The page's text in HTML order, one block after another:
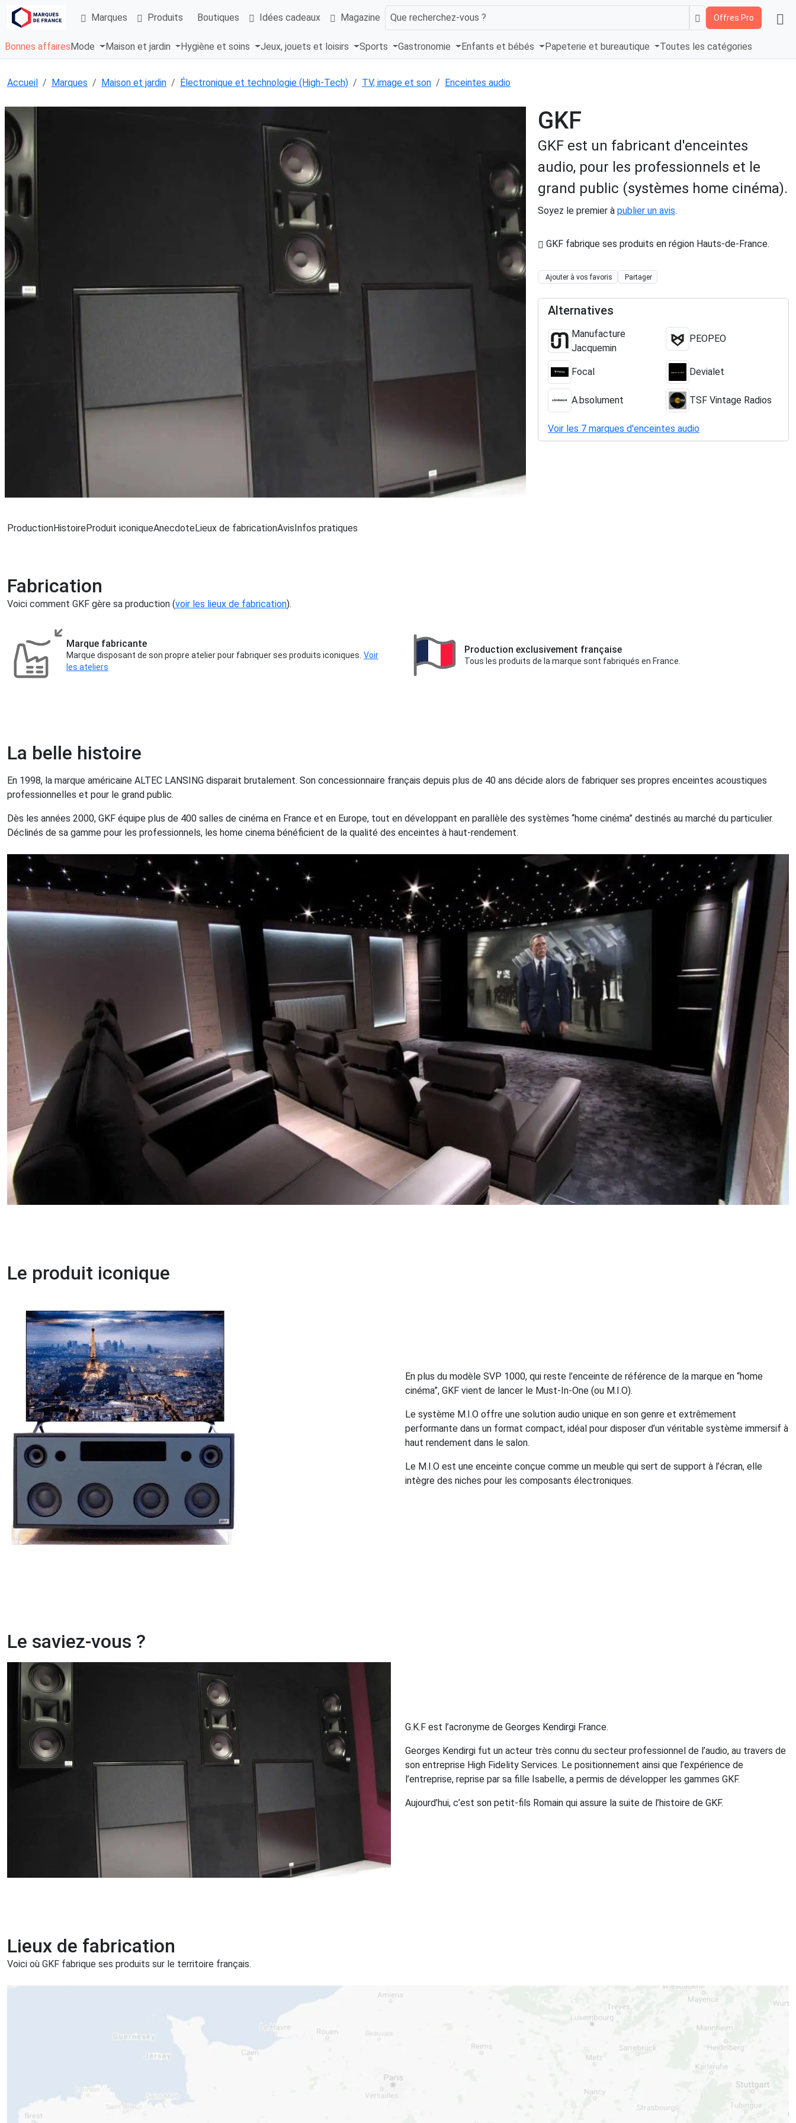
Marques Produits Boutiques Idées cadeaux Magazine Que recherchez-vous ? Offres Pro
Bonnes affaires Mode Maison et jardin Hygiène et soins Jeux, jouets et loisirs Sports Gastronomie Enfants et bébés Papeterie et bureautique Toutes les catégories
Accueil Marques Maison et jardin Électronique et technologie (High-Tech) TV, image et son Enceintes audio
Chargement...
GKF
GKF est un fabricant d'enceintes
audio, pour les professionnels et le
grand public (systèmes home cinéma).
Soyez le premier à publier un avis.
GKF fabrique ses produits en région Hauts-de-France.
Ajouter à vos favoris Partager
Alternatives
Manufacture
Jacquemin
PEOPEO
Focal Devialet
A.bsolument TSF Vintage Radios
Voir les 7 marques d'enceintes audio
ProductionHistoireProduit iconiqueAnecdoteLieux de fabricationAvis Infos pratiques
Fabrication
Voici comment GKF gère sa production (voir les lieux de fabrication).
Marque fabricante
Marque disposant de son propre atelier pour fabriquer ses produits iconiques. Voir
les ateliers
Production exclusivement française
Tous les produits de la marque sont fabriqués en France.
La belle histoire
En 1998, la marque américaine ALTEC LANSING disparait brutalement. Son concessionnaire français depuis plus de 40 ans décide alors de fabriquer ses propres enceintes acoustiques
professionnelles et pour le grand public.
Dès les années 2000, GKF équipe plus de 400 salles de cinéma en France et en Europe, tout en développant en parallèle des systèmes “home cinéma” destinés au marché du particulier.
Déclinés de sa gamme pour les professionnels, les home cinema bénéficient de la qualité des enceintes à haut-rendement.
Le produit iconique
En plus du modèle SVP 1000, qui reste l’enceinte de référence de la marque en “home
cinéma”, GKF vient de lancer le Must-In-One (ou M.I.O).
Le système M.I.O offre une solution audio unique en son genre et extrêmement
performante dans un format compact, idéal pour disposer d’un véritable système immersif à
haut rendement dans le salon.
Le M.I.O est une enceinte conçue comme un meuble qui sert de support à l’écran, elle
intègre des niches pour les composants électroniques.
Le saviez-vous ?
G.K.F est l’acronyme de Georges Kendirgi France.
Georges Kendirgi fut un acteur très connu du secteur professionnel de l’audio, au travers de
son entreprise High Fidelity Services. Le positionnement ainsi que l’expérience de
l’entreprise, reprise par sa fille Isabelle, a permis de développer les gammes GKF.
Aujourd’hui, c’est son petit-fils Romain qui assure la suite de l’histoire de GKF.
Lieux de fabrication
Voici où GKF fabrique ses produits sur le territoire français.